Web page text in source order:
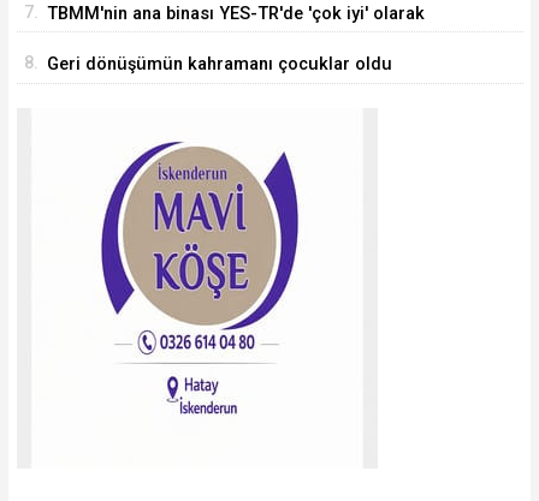
7. TBMM'nin ana binası YES-TR'de 'çok iyi' olarak
8. Geri dönüşümün kahramanı çocuklar oldu